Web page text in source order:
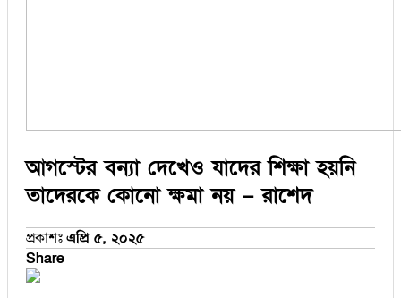
আগস্টের বন্যা দেখেও যাদের শিক্ষা হয়নি
তাদেরকে কোনো ক্ষমা নয় – রাশেদ
প্রকাশঃএপ্রি ৫, ২০২৫
Share